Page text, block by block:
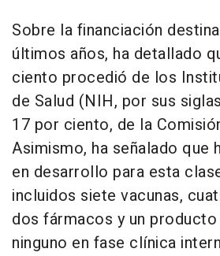
Sobre la financiación
últimos años, ha detallado
ciento procedió de los
de Salud (NIH, por sus
17 por ciento, de la
Asimismo, ha señalado que
en desarrollo para esta
incluidos siete vacunas,
dos fármacos y un
ninguno en fase clínica